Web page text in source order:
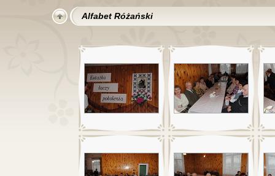
Alfabet Różański